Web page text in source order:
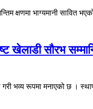
क्षणमा भाग्यमानी सावित
खेलाडी सौरभ
गरी भव्य रूपमा मनाएको छ ।